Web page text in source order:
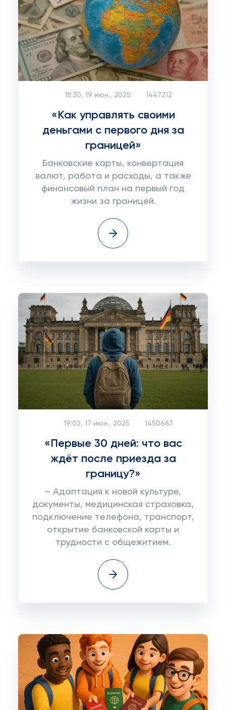
18:30, 19 июн., 2025 1447212
«Как управлять своими
деньгами с первого дня за
границей»
Банковские карты, конвертация
валют, работа и расходы, а также
финансовый план на первый год
жизни за границей.
19:02, 17 июн., 2025 1450667
«Первые 30 дней: что вас
ждёт после приезда за
границу?»
– Адаптация к новой культуре,
документы, медицинская страховка,
подключение телефона, транспорт,
открытие банковской карты и
трудности с общежитием.